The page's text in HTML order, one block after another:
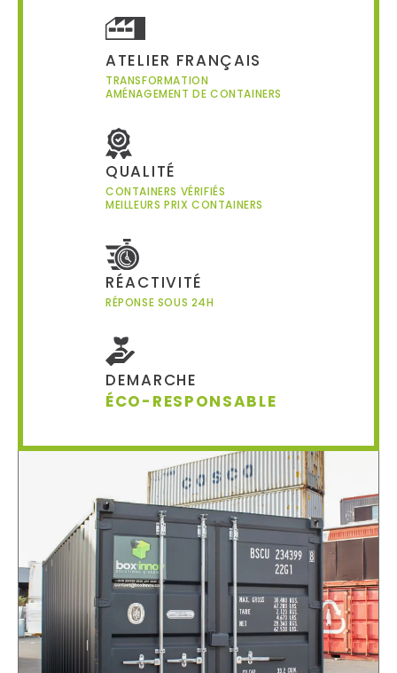
ATELIER FRANÇAIS
TRANSFORMATION
AMÉNAGEMENT DE CONTAINERS
QUALITÉ
CONTAINERS VÉRIFIÉS
MEILLEURS PRIX CONTAINERS
RÉACTIVITÉ
RÉPONSE SOUS 24H
DEMARCHE
ÉCO-RESPONSABLE